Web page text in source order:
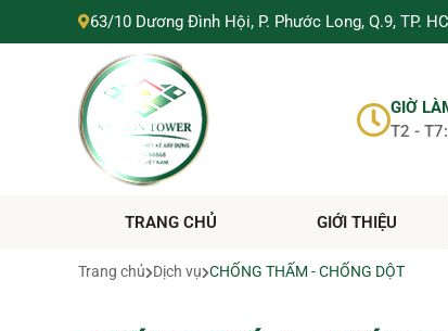
SÀI GÒN TOWER
https://suanhahochiminh.com/
63/10 Dương Đình Hội, P. Phước Long, Q.9, TP.
GIỜ
T2 -
TRANG CHỦ GIỚI THIỆU
Trang chủ Dịch vụ CHỐNG THẤM - CHỐNG DỘT